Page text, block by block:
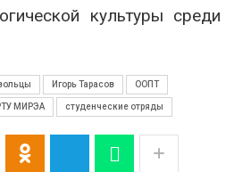
культуры среди
Игорь Тарасов ООПТ
МИРЭА студенческие отряды